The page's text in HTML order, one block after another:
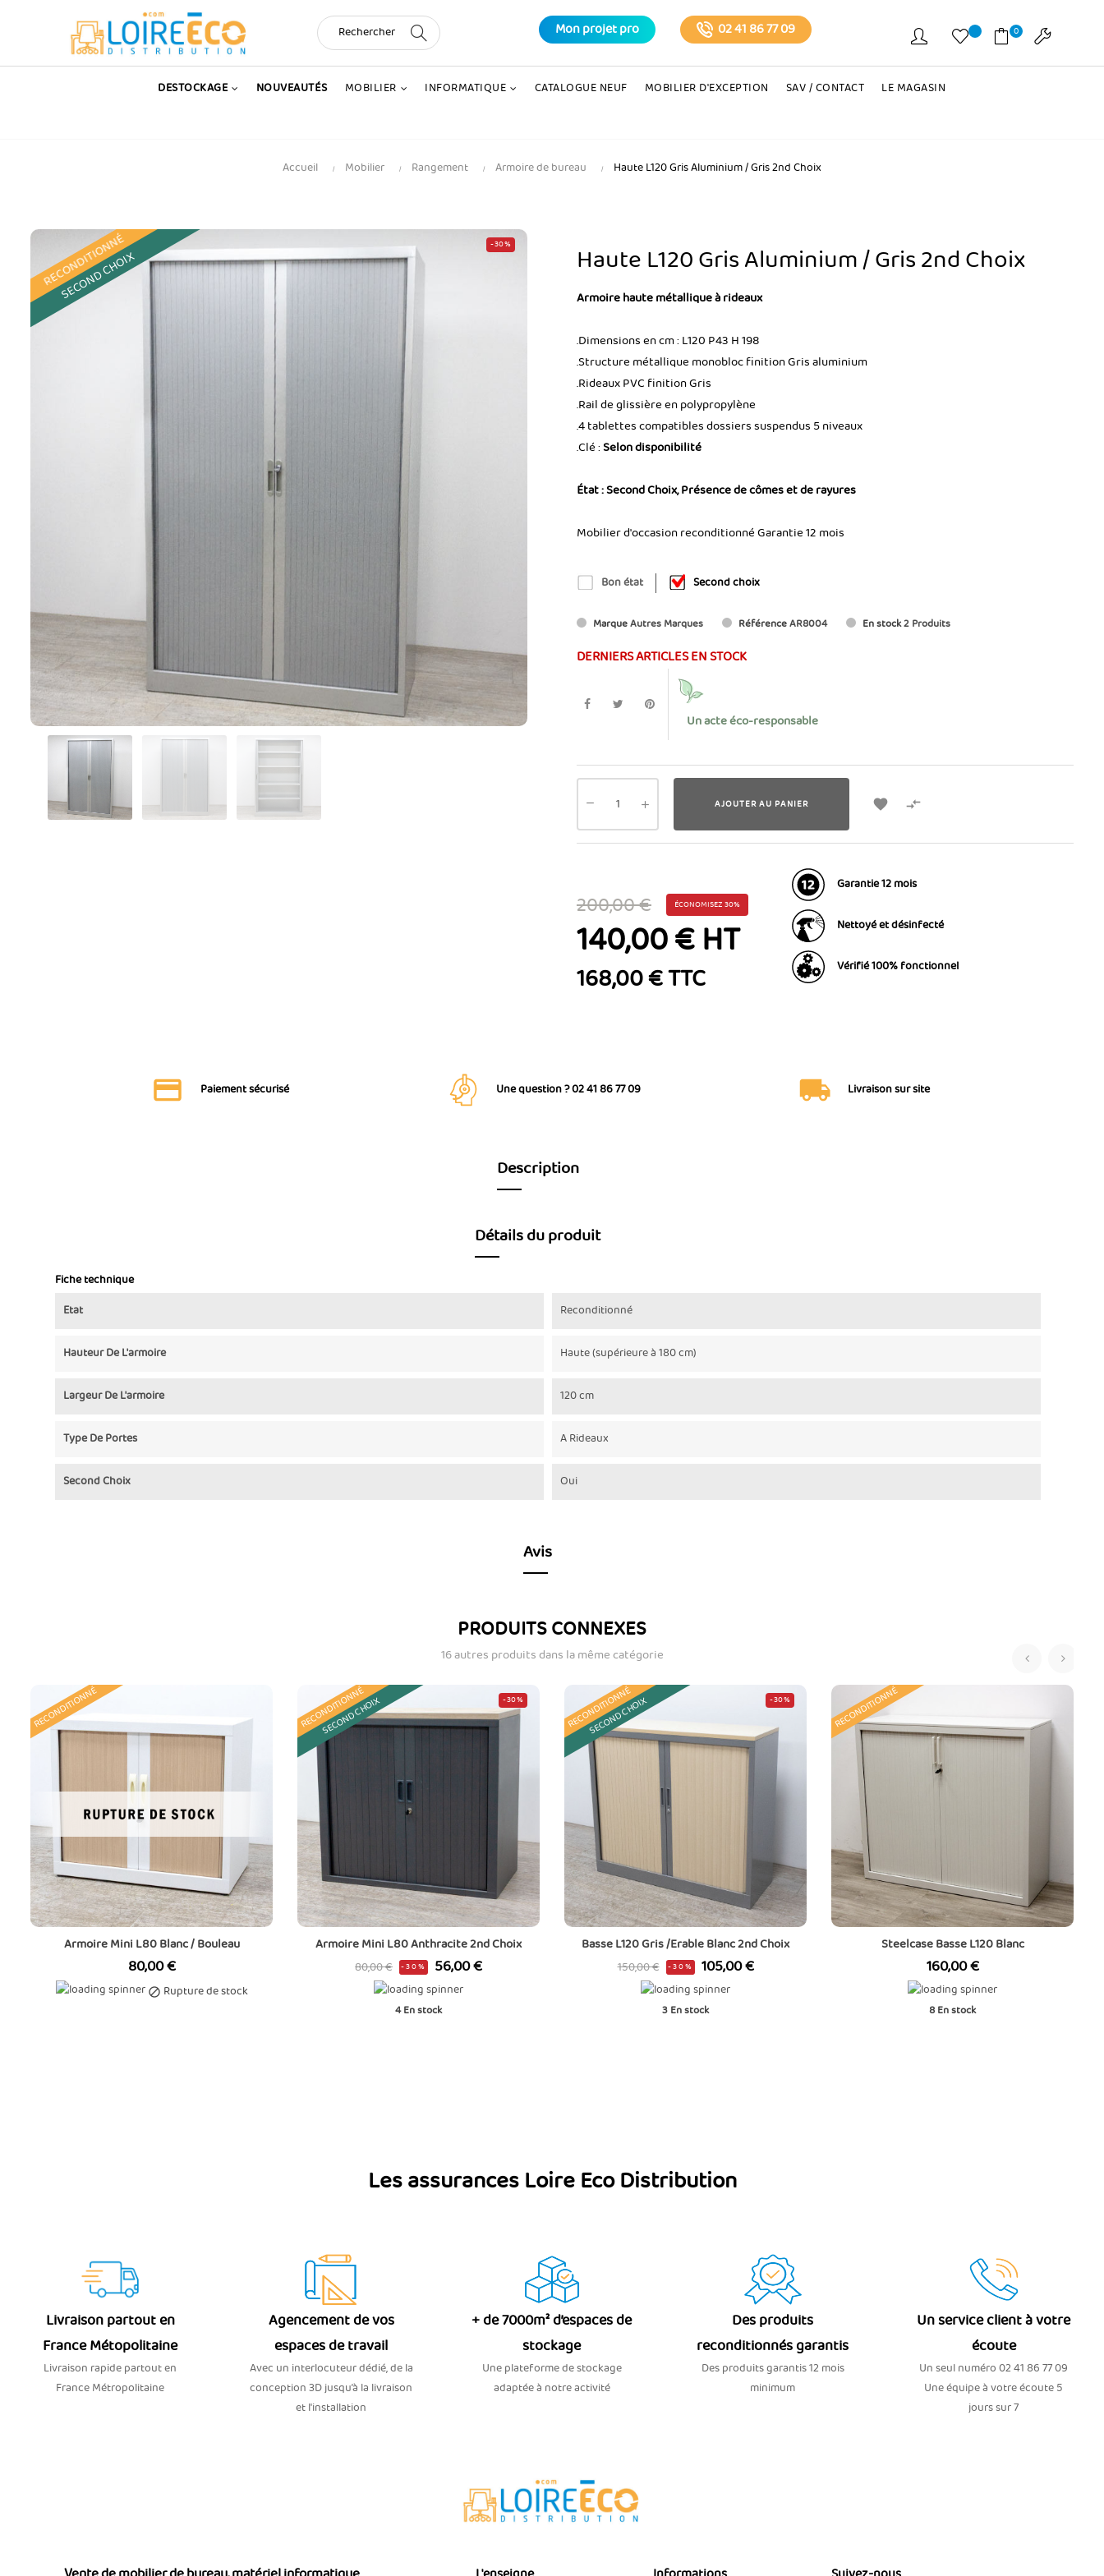
Mon projet pro 02 41 86 77 09 0
DESTOCKAGE NOUVEAUTÉS MOBILIER INFORMATIQUE CATALOGUE NEUF MOBILIER D'EXCEPTION SAV / CONTACT LE MAGASIN
Accueil Mobilier Rangement Armoire de bureau Haute L120 Gris Aluminium / Gris 2nd Choix
-30%
RECONDITIONNÉ
SECOND CHOIX Haute L120 Gris Aluminium / Gris 2nd Choix
Armoire haute métallique à rideaux
.Dimensions en cm : L120 P43 H 198
.Structure métallique monobloc finition Gris aluminium
.Rideaux PVC finition Gris
.Rail de glissière en polypropylène
.4 tablettes compatibles dossiers suspendus 5 niveaux
.Clé :Selon disponibilité
État : Second Choix, Présence de cômes et de rayures
Mobilier d'occasion reconditionné Garantie 12 mois
Bon état Second choix
MarqueAutres Marques RéférenceAR8004 En stock2 Produits
DERNIERS ARTICLES EN STOCK
Un acte éco-responsable
AJOUTER AU PANIER  
200,00 € ÉCONOMISEZ 30%
140,00 € HT
168,00 € TTC
Garantie 12 mois
Nettoyé et désinfecté
Vérifié 100% fonctionnel
Paiement sécurisé Une question ? 02 41 86 77 09 Livraison sur site
Description
Détails du produit
Fiche technique
Etat
Reconditionné
Hauteur De L'armoire Haute (supérieure à 180 cm)
Largeur De L'armoire 120 cm
Type De Portes A Rideaux
Second Choix Oui
Avis
PRODUITS CONNEXES
16 autres produits dans la même catégorie
RECONDITIONNÉ
Armoire Mini L80 Blanc / Bouleau
Prix
80,00 €
 Rupture de stock
RECONDITIONNÉ
SECOND CHOIX -30%
Armoire Mini L80 Anthracite 2nd Choix
Prix
80,00 € -30% Prix
56,00 €
4En stock
RECONDITIONNÉ
SECOND CHOIX -30%
Basse L120 Gris /Erable Blanc 2nd Choix
Prix
150,00 € -30% Prix
105,00 €
3 En stock
RECONDITIONNÉ
Steelcase Basse L120 Blanc
Prix
160,00 €
8 En stock
›
Les assurances Loire Eco Distribution
Livraison partout en
France Métopolitaine
Livraison rapide partout en
France Métropolitaine
Agencement de vos
espaces de travail
Avec un interlocuteur dédié, de la
conception 3D jusqu’à la livraison
et l'installation
+ de 7000m² d’espaces de
stockage
Une plateforme de stockage
adaptée à notre activité
Des produits
reconditionnés garantis
Des produits garantis 12 mois
minimum
Un service client à votre
écoute
Un seul numéro 02 41 86 77 09
Une équipe à votre écoute 5
jours sur 7